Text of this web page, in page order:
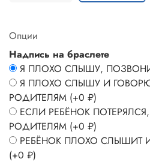
Опции
Надпись на браслете
Я ПЛОХО СЛЫШУ,
Я ПЛОХО СЛЫШУ И
РОДИТЕЛЯМ (+0 ₽)
ЕСЛИ РЕБЁНОК
РОДИТЕЛЯМ (+0 ₽)
РЕБЁНОК ПЛОХО СЛЫШИТ
(+0 ₽)